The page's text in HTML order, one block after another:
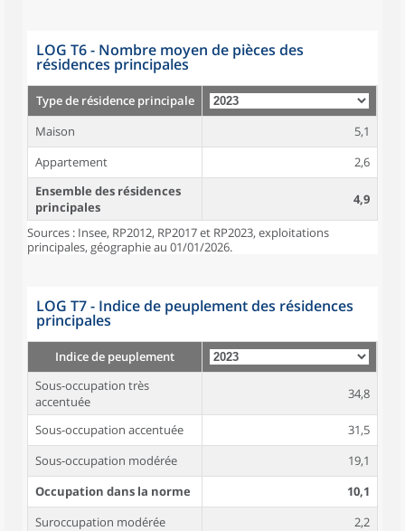
LOG T6 - Nombre moyen de pièces des
résidences principales
Type de résidence principale
Maison
5,1
Appartement
2,6
Ensemble des résidences
principales
4,9
Sources : Insee, RP2012, RP2017 et RP2023, exploitations
principales, géographie au 01/01/2026.
LOG T7 - Indice de peuplement des résidences
principales
Indice de peuplement
Sous-occupation très
accentuée
34,8
Sous-occupation accentuée
31,5
Sous-occupation modérée
19,1
Occupation dans la norme
10,1
Suroccupation modérée
2,2